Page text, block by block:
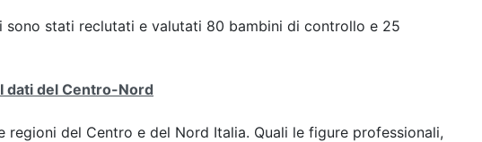
sono stati reclutati e valutati 80 bambini di controllo e 25
dati del Centro-Nord
regioni del Centro e del Nord Italia. Quali le figure professionali,